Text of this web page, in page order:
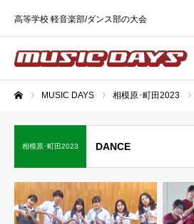
高等学校 軽音楽部/ダンス部の大会
MUSIC DAYS 相模原･町田2023
相模原･町田2023 DANCE